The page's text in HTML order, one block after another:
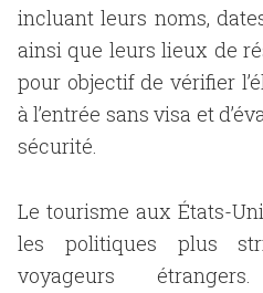
incluant leurs noms,
ainsi que leurs lieux de
pour objectif de vérifier
à l’entrée sans visa et
sécurité.
Le tourisme aux États-
les politiques plus
voyageurs